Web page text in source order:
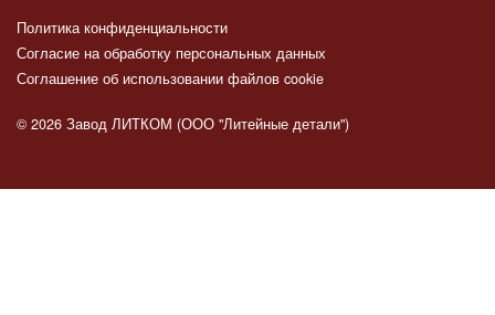
Политика конфиденциальности
Согласие на обработку персональных данных
Соглашение об использовании файлов cookie
© 2026 Завод ЛИТКОМ (ООО "Литейные детали")